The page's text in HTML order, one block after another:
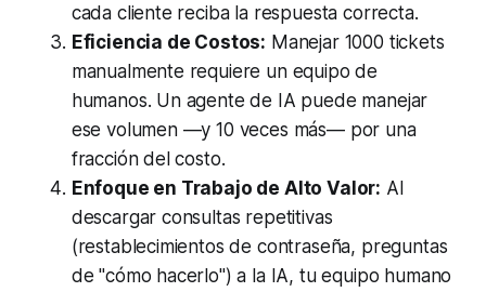
cada cliente reciba la respuesta correcta.
Eficiencia de Costos: Manejar 1000 tickets
manualmente requiere un equipo de
humanos. Un agente de IA puede manejar
ese volumen —y 10 veces más— por una
fracción del costo.
Enfoque en Trabajo de Alto Valor: Al
descargar consultas repetitivas
(restablecimientos de contraseña, preguntas
de "cómo hacerlo") a la IA, tu equipo humano